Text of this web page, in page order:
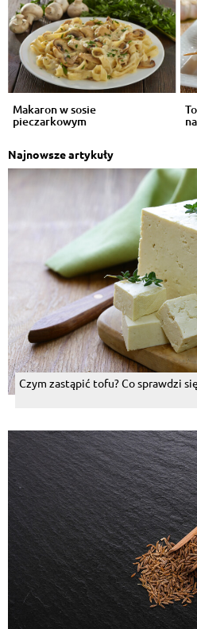
Makaron w sosie
pieczarkowym
Najnowsze artykuły
Czym zastąpić tofu? Co sprawdzi